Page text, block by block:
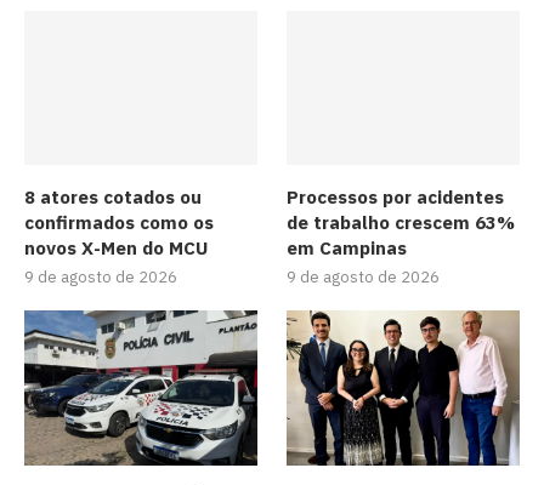
8 atores cotados ou
confirmados como os
novos X-Men do MCU
9 de agosto de 2026
Processos por acidentes
de trabalho crescem 63%
em Campinas
9 de agosto de 2026